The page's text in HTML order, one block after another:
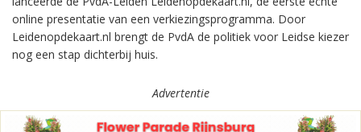
online presentatie van een verkiezingsprogramma. Door
Leidenopdekaart.nl brengt de PvdA de politiek voor Leidse kiezer
nog een stap dichterbij huis.
Advertentie